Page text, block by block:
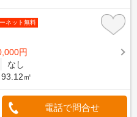
ネット無料
円
なし
93.12㎡
電話で問合せ